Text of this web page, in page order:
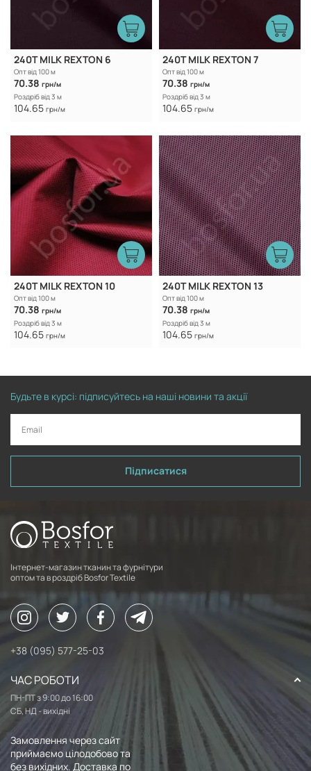
240T MILK REXTON 6
Опт від 100 м
70.38 грн/м
Роздріб від 3 м
104.65 грн/м
240T MILK REXTON 7
Опт від 100 м
70.38 грн/м
Роздріб від 3 м
104.65 грн/м
240T MILK REXTON 10
Опт від 100 м
70.38 грн/м
Роздріб від 3 м
104.65 грн/м
240T MILK REXTON 13
Опт від 100 м
70.38 грн/м
Роздріб від 3 м
104.65 грн/м
Будьте в курсі: підписуйтесь на наші новини та акції
Підписатися
Інтернет-магазин тканин та фурнітури
оптом та в роздріб Bosfor Textile
+38 (095) 577-25-03
ЧАС РОБОТИ
ПН-ПТ з 9:00 до 16:00
СБ, НД - вихідні
Замовлення через сайт
приймаємо цілодобово та
без вихідних. Доставка по